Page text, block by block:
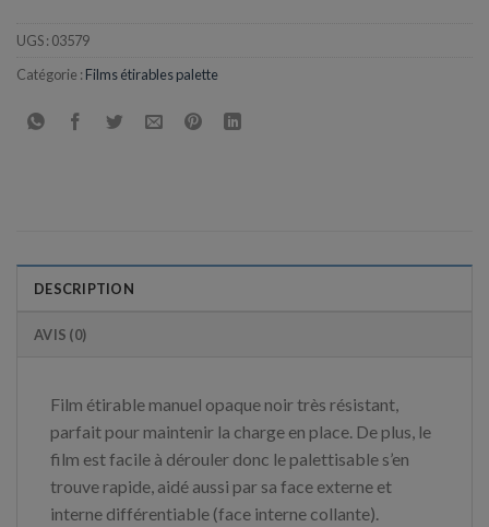
UGS : 03579
Catégorie : Films étirables palette
DESCRIPTION
AVIS (0)
Film étirable manuel opaque noir très résistant,
parfait pour maintenir la charge en place. De plus, le
film est facile à dérouler donc le palettisable s’en
trouve rapide, aidé aussi par sa face externe et
interne différentiable (face interne collante).